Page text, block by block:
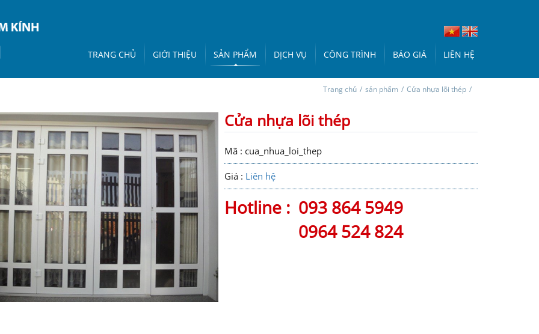
TRANG CHỦ GIỚI THIỆU SẢN PHẨM DỊCH VỤ CÔNG TRÌNH BÁO GIÁ LIÊN HỆ
Trang chủ / sản phẩm / Cửa nhựa lõi thép /
Cửa nhựa lõi thép
Mã : cua_nhua_loi_thep
Giá : Liên hệ
Hotline : 093 864 5949
0964 524 824